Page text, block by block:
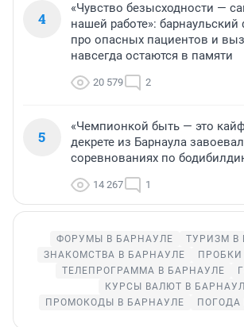
4
«Чувство безысходности —
нашей работе»:
про опасных пациентов и
навсегда остаются в памяти
20 579 2
5
«Чемпионкой быть — это
декрете из Барнаула
соревнованиях по
14 267 1
ФОРУМЫ В БАРНАУЛЕ
ТУРИЗМ В
ЗНАКОМСТВА В БАРНАУЛЕ
ПРОБКИ
ТЕЛЕПРОГРАММА В БАРНАУЛЕ
КУРСЫ ВАЛЮТ В
ПРОМОКОДЫ В БАРНАУЛЕ
ПОГОДА